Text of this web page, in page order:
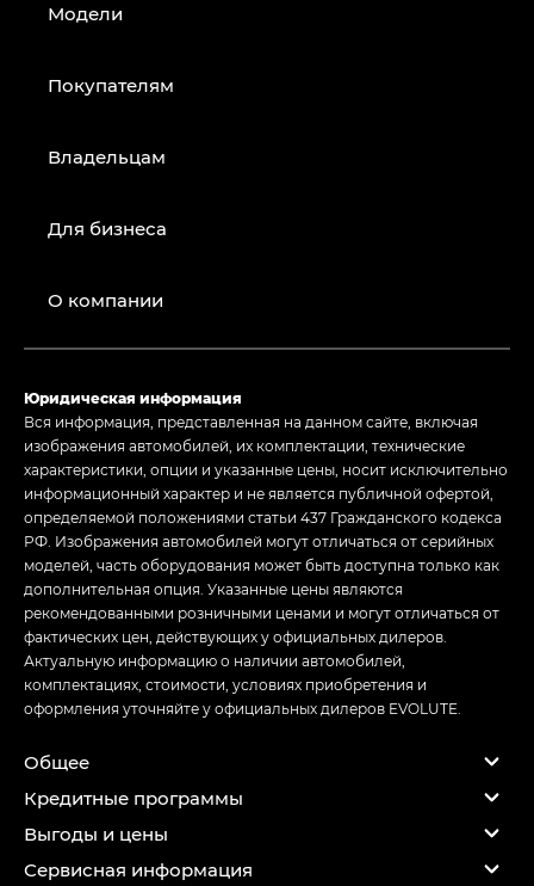
Модели
Покупателям
Владельцам
Для бизнеса
О компании
Юридическая информация
Вся информация, представленная на данном сайте, включая
изображения автомобилей, их комплектации, технические
характеристики, опции и указанные цены, носит исключительно
информационный характер и не является публичной офертой,
определяемой положениями статьи 437 Гражданского кодекса
РФ. Изображения автомобилей могут отличаться от серийных
моделей, часть оборудования может быть доступна только как
дополнительная опция. Указанные цены являются
рекомендованными розничными ценами и могут отличаться от
фактических цен, действующих у официальных дилеров.
Актуальную информацию о наличии автомобилей,
комплектациях, стоимости, условиях приобретения и
оформления уточняйте у официальных дилеров EVOLUTE.
Общее
Кредитные программы
Выгоды и цены
Сервисная информация